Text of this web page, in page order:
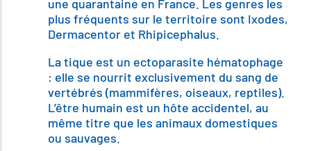
une quarantaine en France. Les genres les
plus fréquents sur le territoire sont Ixodes,
Dermacentor et Rhipicephalus.
La tique est un ectoparasite hématophage
: elle se nourrit exclusivement du sang de
vertébrés (mammifères, oiseaux, reptiles).
L’être humain est un hôte accidentel, au
même titre que les animaux domestiques
ou sauvages.